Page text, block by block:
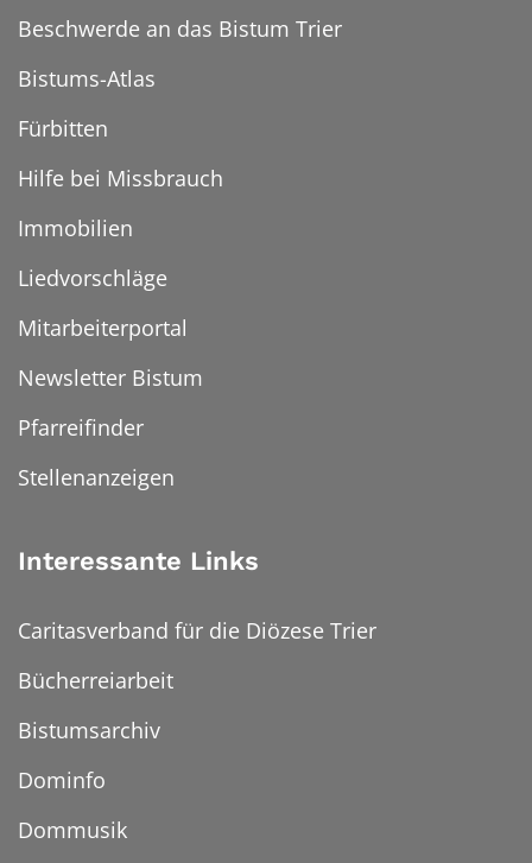
Beschwerde an das Bistum Trier
Bistums-Atlas
Fürbitten
Hilfe bei Missbrauch
Immobilien
Liedvorschläge
Mitarbeiterportal
Newsletter Bistum
Pfarreifinder
Stellenanzeigen
Interessante Links
Caritasverband für die Diözese Trier
Bücherreiarbeit
Bistumsarchiv
Dominfo
Dommusik